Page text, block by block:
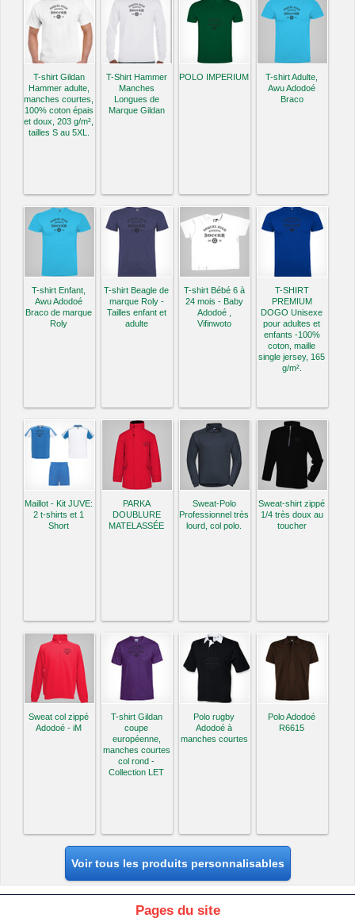
T-shirt Gildan
Hammer adulte,
manches courtes,
100% coton épais
et doux, 203 g/m²,
tailles S au 5XL.
T-Shirt Hammer
Manches
Longues de
Marque Gildan
POLO IMPERIUM
T-shirt Adulte,
Awu Adodoé
Braco
T-shirt Enfant,
Awu Adodoé
Braco de marque
Roly
T-shirt Beagle de
marque Roly -
Tailles enfant et
adulte
T-shirt Bébé 6 à
24 mois - Baby
Adodoé ,
Vifinwoto
T-SHIRT
PREMIUM
DOGO Unisexe
pour adultes et
enfants -100%
coton, maille
single jersey, 165
g/m².
Maillot - Kit JUVE:
2 t-shirts et 1
Short
PARKA
DOUBLURE
MATELASSÉE
Sweat-Polo
Professionnel très
lourd, col polo.
Sweat-shirt zippé
1/4 très doux au
toucher
Sweat col zippé
Adodoé - iM
T-shirt Gildan
coupe
européenne,
manches courtes
col rond -
Collection LET
Polo rugby
Adodoé à
manches courtes
Polo Adodoé
R6615
Voir tous les produits personnalisables
Pages du site